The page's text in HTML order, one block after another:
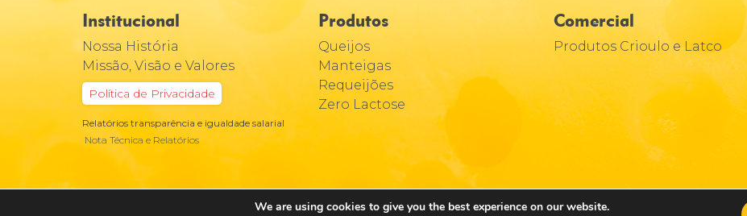
Institucional
Nossa História
Missão, Visão e Valores
Política de Privacidade
Relatórios transparência e igualdade salarial
Nota Técnica e Relatórios
Produtos
Queijos
Manteigas
Requeijões
Zero Lactose
Comercial
Produtos Crioulo e Latco
We are using cookies to give you the best experience on our website.